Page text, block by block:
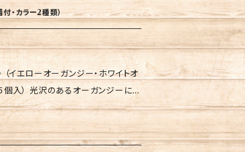
合がございます。その際は、表面を
ります。 玄関やリビング・寝室に
になっていますので、つりさげる事
のプレゼントにも喜ばれています♡
ー・パープルからお選びください。
に￥2,200(税込・送料別）にて、イ
ます。 〜ATTENTION〜 ★直射
退色し縮小する場合がございますの
れると、色が退色し、香りが薄く
・カラー2種類）
エローオーガンジー・ホワイトオ
入） 光沢のあるオーガンジーに入
やセレブ御用達の最高級バフール
ます。 香りが幸せを運
力もあります。 玄関やリビング・寝